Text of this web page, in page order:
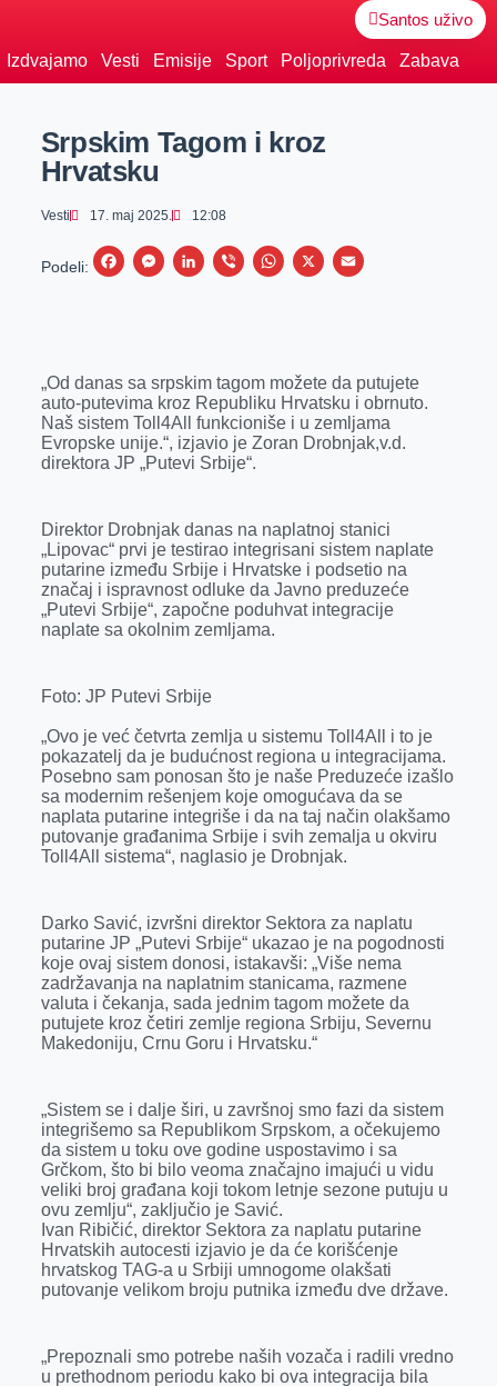
Santos uživo
Izdvajamo Vesti Emisije Sport Poljoprivreda Zabava
Srpskim Tagom i kroz
Hrvatsku
Vesti 17. maj 2025. 12:08
Podeli:
F
b
o
o
M
e
n
g
L
e
d
I
V
r
W
s
A
p
X
E
l
„Od danas sa srpskim tagom možete da putujete
auto-putevima kroz Republiku Hrvatsku i obrnuto.
Naš sistem Toll4All funkcioniše i u zemljama
Evropske unije.“, izjavio je Zoran Drobnjak,v.d.
direktora JP „Putevi Srbije“.
Direktor Drobnjak danas na naplatnoj stanici
„Lipovac“ prvi je testirao integrisani sistem naplate
putarine između Srbije i Hrvatske i podsetio na
značaj i ispravnost odluke da Javno preduzeće
„Putevi Srbije“, započne poduhvat integracije
naplate sa okolnim zemljama.
Foto: JP Putevi Srbije
„Ovo je već četvrta zemlja u sistemu Toll4All i to je
pokazatelj da je budućnost regiona u integracijama.
Posebno sam ponosan što je naše Preduzeće izašlo
sa modernim rešenjem koje omogućava da se
naplata putarine integriše i da na taj način olakšamo
putovanje građanima Srbije i svih zemalja u okviru
Toll4All sistema“, naglasio je Drobnjak.
Darko Savić, izvršni direktor Sektora za naplatu
putarine JP „Putevi Srbije“ ukazao je na pogodnosti
koje ovaj sistem donosi, istakavši: „Više nema
zadržavanja na naplatnim stanicama, razmene
valuta i čekanja, sada jednim tagom možete da
putujete kroz četiri zemlje regiona Srbiju, Severnu
Makedoniju, Crnu Goru i Hrvatsku.“
„Sistem se i dalje širi, u završnoj smo fazi da sistem
integrišemo sa Republikom Srpskom, a očekujemo
da sistem u toku ove godine uspostavimo i sa
Grčkom, što bi bilo veoma značajno imajući u vidu
veliki broj građana koji tokom letnje sezone putuju u
ovu zemlju“, zaključio je Savić.
Ivan Ribičić, direktor Sektora za naplatu putarine
Hrvatskih autocesti izjavio je da će korišćenje
hrvatskog TAG-a u Srbiji umnogome olakšati
putovanje velikom broju putnika između dve države.
„Prepoznali smo potrebe naših vozača i radili vredno
u prethodnom periodu kako bi ova integracija bila